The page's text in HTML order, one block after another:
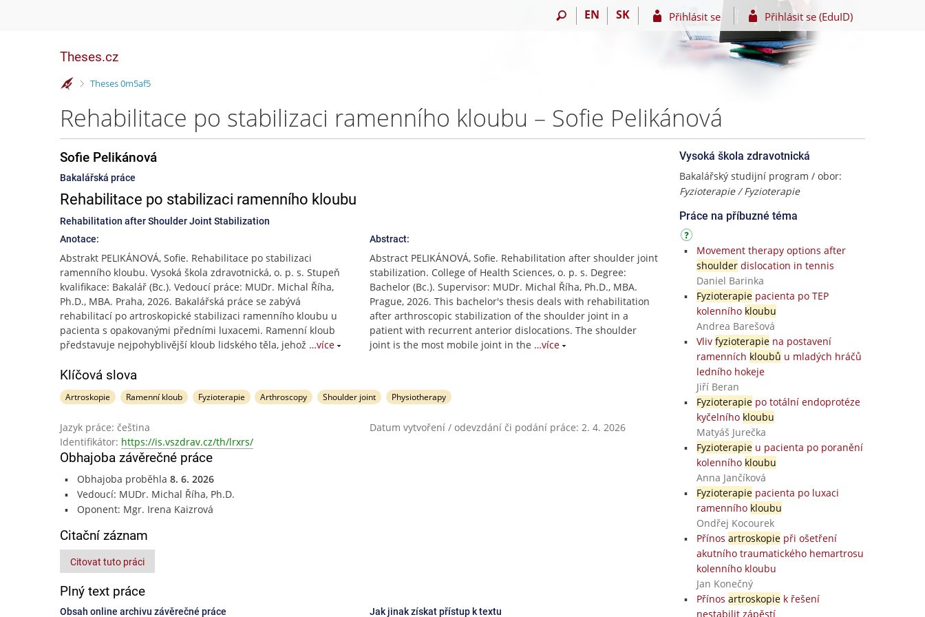
EN SK Přihlásit se Přihlásit se (EduID)
Theses.cz
>
Theses 0m5af5
Rehabilitace po stabilizaci ramenního kloubu – Sofie Pelikánová
Sofie Pelikánová
Bakalářská práce
Rehabilitace po stabilizaci ramenního kloubu
Rehabilitation after Shoulder Joint Stabilization
Anotace:
Abstrakt PELIKÁNOVÁ, Sofie. Rehabilitace po stabilizaci
ramenního kloubu. Vysoká škola zdravotnická, o. p. s. Stupeň
kvalifikace: Bakalář (Bc.). Vedoucí práce: MUDr. Michal Říha,
Ph.D., MBA. Praha, 2026. Bakalářská práce se zabývá
rehabilitací po artroskopické stabilizaci ramenního kloubu u
pacienta s opakovanými předními luxacemi. Ramenní kloub
představuje nejpohyblivější kloub lidského těla, jehož …více
Abstract:
Abstract PELIKÁNOVÁ, Sofie. Rehabilitation after shoulder joint
stabilization. College of Health Sciences, o. p. s. Degree:
Bachelor (Bc.). Supervisor: MUDr. Michal Říha, Ph.D., MBA.
Prague, 2026. This bachelor's thesis deals with rehabilitation
after arthroscopic stabilization of the shoulder joint in a
patient with recurrent anterior dislocations. The shoulder
joint is the most mobile joint in the …více
Klíčová slova
Artroskopie Ramenní kloub Fyzioterapie Arthroscopy Shoulder joint Physiotherapy
Jazyk práce: čeština
Datum vytvoření / odevzdání či podání práce: 2. 4. 2026
Identifikátor: https://is.vszdrav.cz/th/lrxrs/
Obhajoba závěrečné práce
Obhajoba proběhla 8. 6. 2026
Vedoucí: MUDr. Michal Říha, Ph.D.
Oponent: Mgr. Irena Kaizrová
Citační záznam
Citovat tuto práci
Plný text práce
Obsah online archivu závěrečné práce Jak jinak získat přístup k textu
Vysoká škola zdravotnická
Bakalářský studijní program / obor:
Fyzioterapie / Fyzioterapie
Práce na příbuzné téma
Movement therapy options after
shoulderdislocation in tennis
Daniel Barinka
Fyzioterapiepacienta po TEP
kolenního kloubu
Andrea Barešová
Vliv fyzioterapiena postavení
ramenních kloubů u mladých hráčů
ledního hokeje
Jiří Beran
Fyzioterapiepo totální endoprotéze
kyčelního kloubu
Matyáš Jurečka
Fyzioterapieu pacienta po poranění
kolenního kloubu
Anna Jančíková
Fyzioterapiepacienta po luxaci
ramenního kloubu
Ondřej Kocourek
Přínos artroskopiepři ošetření
akutního traumatického hemartrosu
kolenního kloubu
Jan Konečný
Přínos artroskopiek řešení
nestabilit zápěstí